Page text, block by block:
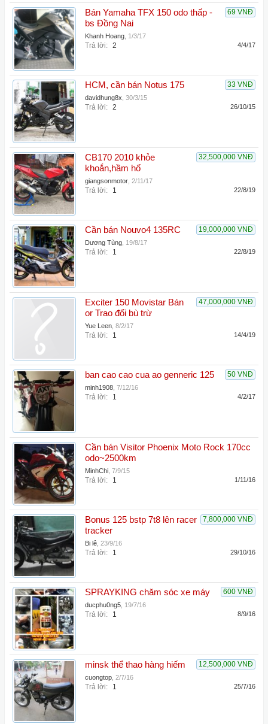
69 VNĐ
Bán Yamaha TFX 150 odo thấp -
bs Đồng Nai
Khanh Hoang 1/3/17
Trả lời: 2 4/4/17
33 VNĐ
HCM, cần bán Notus 175
davidhung8x 30/3/15
Trả lời: 2 26/10/15
32,500,000 VNĐ
CB170 2010 khỏe
khoắn,hầm hố
giangsonmotor 2/11/17
Trả lời: 1 22/8/19
19,000,000 VNĐ
Cần bán Nouvo4 135RC
Dương Tùng 19/8/17
Trả lời: 1 22/8/19
47,000,000 VNĐ
Exciter 150 Movistar Bán
or Trao đổi bù trừ
Yue Leen 8/2/17
Trả lời: 1 14/4/19
50 VNĐ
ban cao cao cua ao genneric 125
minh1908 7/12/16
Trả lời: 1 4/2/17
Cần bán Visitor Phoenix Moto Rock 170cc
odo~2500km
MinhChi 7/9/15
Trả lời: 1 1/11/16
7,800,000 VNĐ
Bonus 125 bstp 7t8 lên racer
tracker
Bi lê 23/9/16
Trả lời: 1 29/10/16
600 VNĐ
SPRAYKING chăm sóc xe máy
ducphu0ng5 19/7/16
Trả lời: 1 8/9/16
12,500,000 VNĐ
minsk thể thao hàng hiếm
cuongtop 2/7/16
Trả lời: 1 25/7/16